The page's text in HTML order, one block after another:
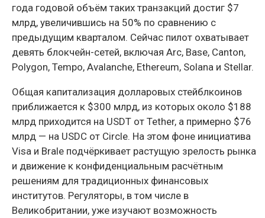
года годовой объём таких транзакций достиг $7
млрд, увеличившись на 50% по сравнению с
предыдущим кварталом. Сейчас пилот охватывает
девять блокчейн-сетей, включая Arc, Base, Canton,
Polygon, Tempo, Avalanche, Ethereum, Solana и Stellar.
Общая капитализация долларовых стейблкоинов
приближается к $300 млрд, из которых около $188
млрд приходится на USDT от Tether, а примерно $76
млрд — на USDC от Circle. На этом фоне инициатива
Visa и Brale подчёркивает растущую зрелость рынка
и движение к конфиденциальным расчётным
решениям для традиционных финансовых
институтов. Регуляторы, в том числе в
Великобритании, уже изучают возможность